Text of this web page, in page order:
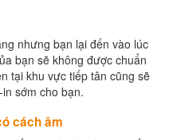
nhưng bạn lại đến vào lúc
bạn sẽ không được chuẩn
tại khu vực tiếp tân cũng sẽ
sớm cho bạn.
cách âm